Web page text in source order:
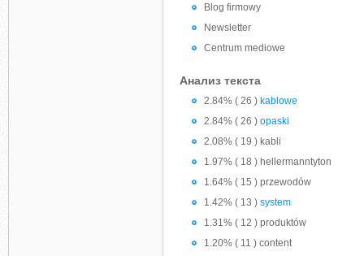
Blog firmowy
Newsletter
Centrum mediowe
Анализ текста
2.84% ( 26 ) kablowe
2.84% ( 26 ) opaski
2.08% ( 19 ) kabli
1.97% ( 18 ) hellermanntyton
1.64% ( 15 ) przewodów
1.42% ( 13 ) system
1.31% ( 12 ) produktów
1.20% ( 11 ) content